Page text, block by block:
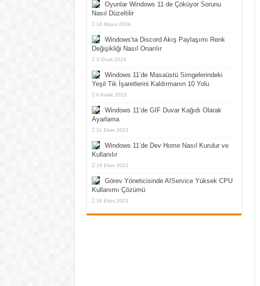
Oyunlar Windows 11 de Çöküyor Sorunu
Nasıl Düzeltilir
14 Mayıs 2024
Windows’ta Discord Akış Paylaşımı Renk
Değişikliği Nasıl Onarılır
3 Ocak 2024
Windows 11’de Masaüstü Simgelerindeki
Yeşil Tik İşaretlerini Kaldırmanın 10 Yolu
6 Aralık 2023
Windows 11’de GIF Duvar Kağıdı Olarak
Ayarlama
31 Ekim 2023
Windows 11’de Dev Home Nasıl Kurulur ve
Kullanılır
19 Ekim 2023
Görev Yöneticisinde AIService Yüksek CPU
Kullanımı Çözümü
16 Ekim 2023